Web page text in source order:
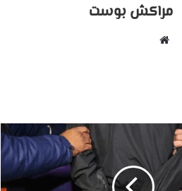
مراكش بوست